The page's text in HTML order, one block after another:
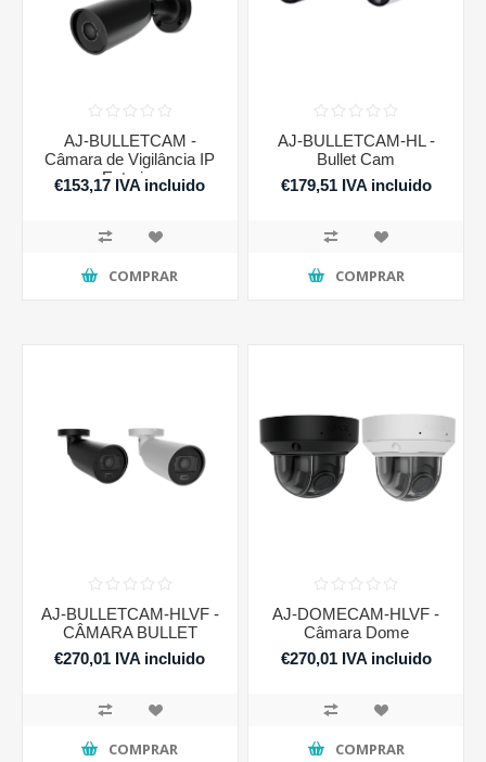
AJ-BULLETCAM -
Câmara de Vigilância IP
Exterior
€153,17 IVA incluido
COMPRAR
AJ-BULLETCAM-HL -
Bullet Cam
€179,51 IVA incluido
COMPRAR
AJ-BULLETCAM-HLVF -
CÂMARA BULLET
€270,01 IVA incluido
COMPRAR
AJ-DOMECAM-HLVF -
Câmara Dome
€270,01 IVA incluido
COMPRAR